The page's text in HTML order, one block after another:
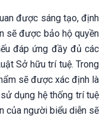
được sáng tạo, định
sẽ được bảo hộ quyền
đáp ứng đầy đủ các
Sở hữu trí tuệ. Trong
sẽ được xác định là
dụng hệ thống trí tuệ
của người biểu diễn sẽ